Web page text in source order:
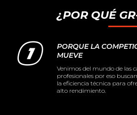
¿POR QUÉ
PORQUE LA
MUEVE
Venimos del mundo de las
profesionales por eso
la eficiencia técnica para
alto rendimiento.